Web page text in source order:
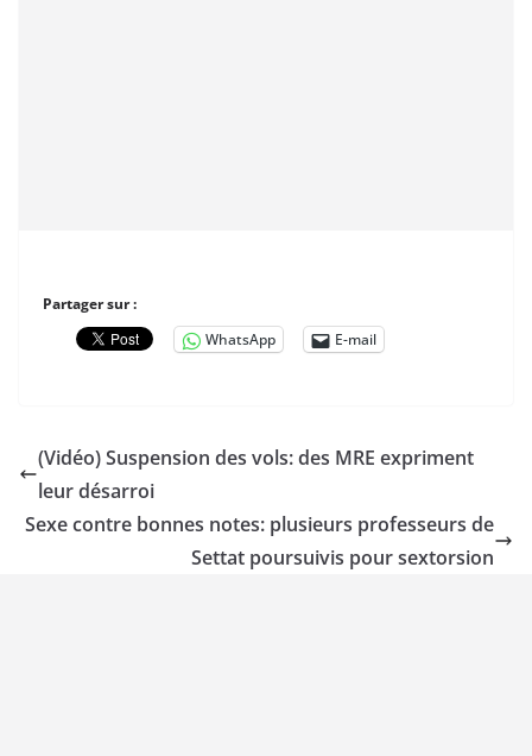
Partager sur :
WhatsApp
E-mail
(Vidéo) Suspension des vols: des MRE expriment
leur désarroi
Sexe contre bonnes notes: plusieurs professeurs de
Settat poursuivis pour sextorsion